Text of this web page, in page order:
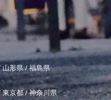
山形県/福島県
東京都/神奈川県